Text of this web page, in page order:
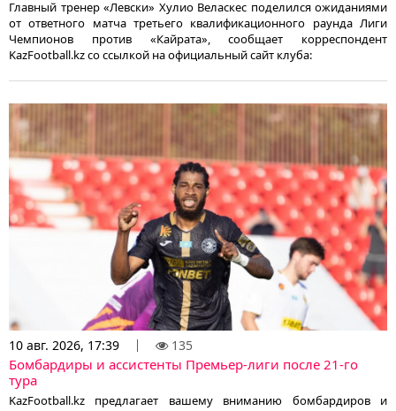
Главный тренер «Левски» Хулио Веласкес поделился ожиданиями
от ответного матча третьего квалификационного раунда Лиги
Чемпионов против «Кайрата», сообщает корреспондент
KazFootball.kz со ссылкой на официальный сайт клуба:
10 авг. 2026, 17:39 135
Бомбардиры и ассистенты Премьер-лиги после 21-го
тура
KazFootball.kz предлагает вашему вниманию бомбардиров и